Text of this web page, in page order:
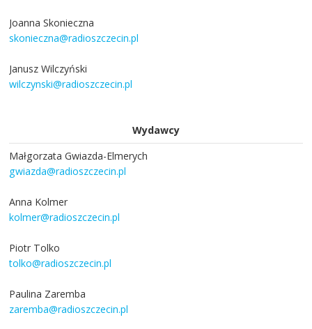
Joanna Skonieczna
skonieczna@radioszczecin.pl
Janusz Wilczyński
wilczynski@radioszczecin.pl
Wydawcy
Małgorzata Gwiazda-Elmerych
gwiazda@radioszczecin.pl
Anna Kolmer
kolmer@radioszczecin.pl
Piotr Tolko
tolko@radioszczecin.pl
Paulina Zaremba
zaremba@radioszczecin.pl